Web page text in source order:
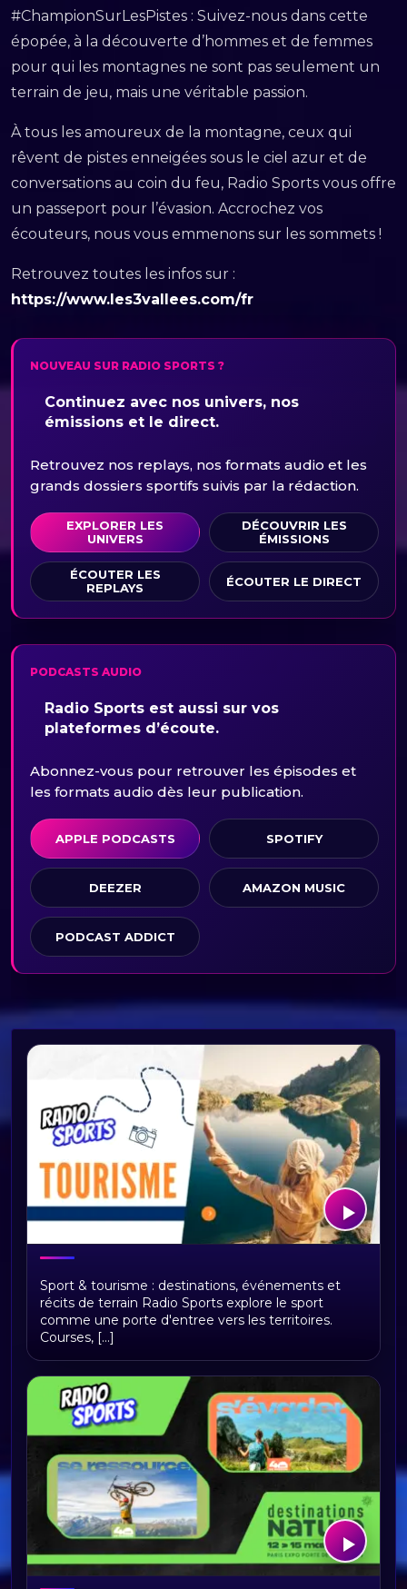
#ChampionSurLesPistes : Suivez-nous dans cette
épopée, à la découverte d’hommes et de femmes
pour qui les montagnes ne sont pas seulement un
terrain de jeu, mais une véritable passion.
À tous les amoureux de la montagne, ceux qui
rêvent de pistes enneigées sous le ciel azur et de
conversations au coin du feu, Radio Sports vous offre
un passeport pour l’évasion. Accrochez vos
écouteurs, nous vous emmenons sur les sommets !
Retrouvez toutes les infos sur :
https://www.les3vallees.com/fr
NOUVEAU SUR RADIO SPORTS ?
Continuez avec nos univers, nos
émissions et le direct.
Retrouvez nos replays, nos formats audio et les
grands dossiers sportifs suivis par la rédaction.
EXPLORER LES
UNIVERS
DÉCOUVRIR LES
ÉMISSIONS
ÉCOUTER LES
REPLAYS
ÉCOUTER LE DIRECT
PODCASTS AUDIO
Radio Sports est aussi sur vos
plateformes d’écoute.
Abonnez-vous pour retrouver les épisodes et
les formats audio dès leur publication.
APPLE PODCASTS SPOTIFY
DEEZER AMAZON MUSIC
PODCAST ADDICT
TOURISME
Sport & tourisme : destinations, événements et
récits de terrain Radio Sports explore le sport
comme une porte d'entree vers les territoires.
Courses, [...]